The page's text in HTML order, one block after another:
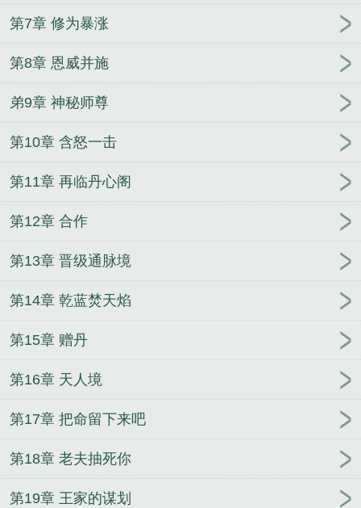
角陈南朱可人都市自在神医
主角秦震陈艳
主角江帆乔
倩茹全集阅读
宿主他被系统看上
了
主角林美玉小勇全集阅读
穿越到山里闷声发大
修仙从复制开
始
主角陈南朱可人全集阅读
修仙：记录美好生活
原神：从被北斗捡到开始
江帆
陈艳岚笔趣阁无弹窗
第7章 修为暴涨
第8章 恩威并施
弟9章 神秘师尊
第10章 含怒一击
第11章 再临丹心阁
第12章 合作
第13章 晋级通脉境
第14章 乾蓝焚天焰
第15章 赠丹
第16章 天人境
第17章 把命留下来吧
第18章 老夫抽死你
第19章 王家的谋划